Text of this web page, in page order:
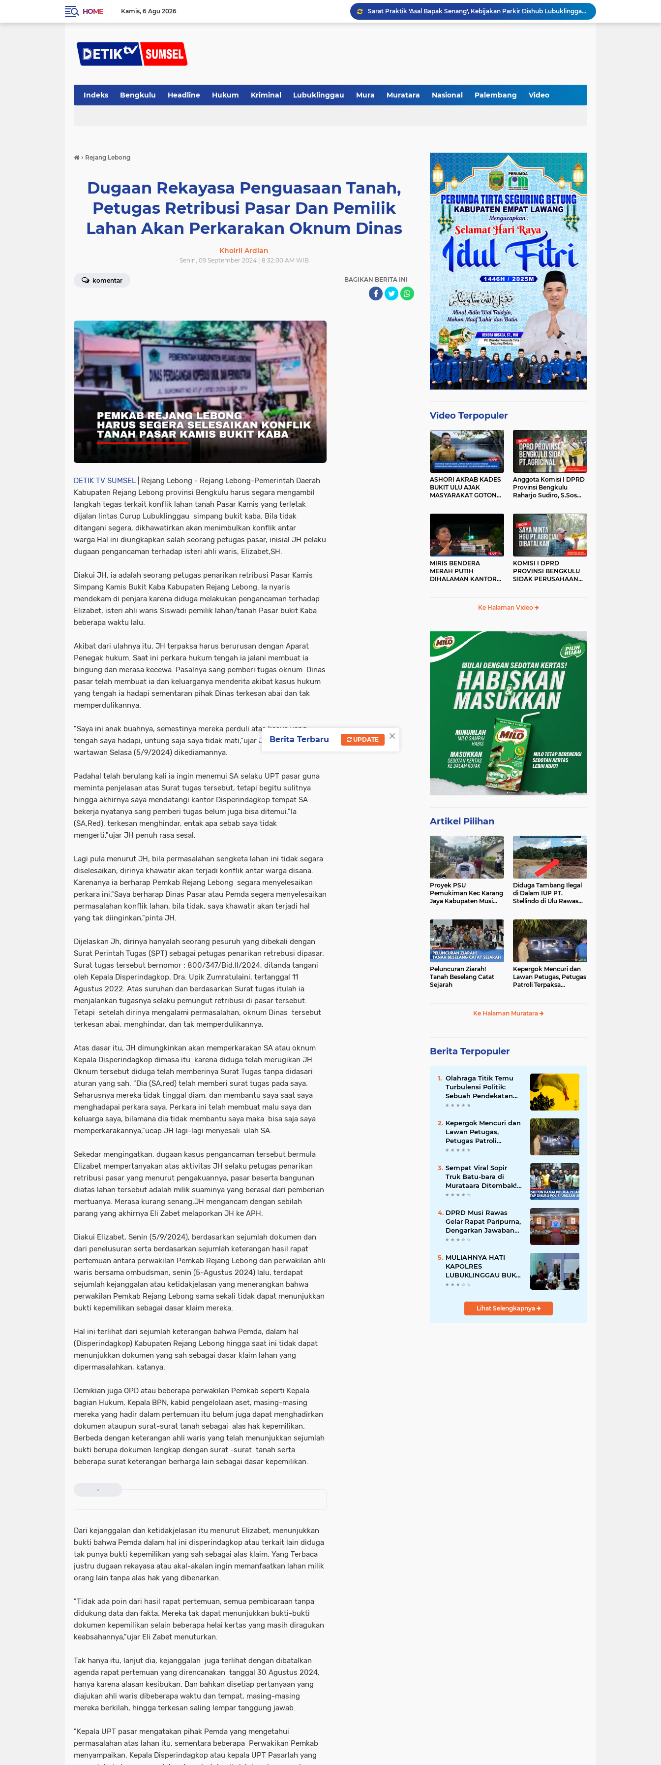
HOME Kamis 6 Agu 2026
Lantik Pejabat Baru, JM Bupati Empat Lawang: Jabatan Adalah Amanah, Segera Berinovasi Demi Empat Lawang MADANI!
KAMMI Muratara Dukung MUI dalam Upaya Penegakan Hukum terhadap Aktivitas LGBT
Tingkatkan Kualitas Insan Pers, PWI Musi Rawas Gelar Pelatihan Jurnalistik Berbasis Kompetensi dan Storytelling.
Indeks Bengkulu Headline Hukum Kriminal Lubuklinggau Mura Muratara Nasional Palembang Video
› Rejang Lebong
Dugaan Rekayasa Penguasaan Tanah,
Petugas Retribusi Pasar Dan Pemilik
Lahan Akan Perkarakan Oknum Dinas
Khoiril Ardian
Senin, 09 September 2024 | 8:32:00 AM WIB
komentar BAGIKAN BERITA INI
DETIK TV SUMSEL | Rejang Lebong - Rejang Lebong-Pemerintah Daerah
Kabupaten Rejang Lebong provinsi Bengkulu harus segara mengambil
langkah tegas terkait konflik lahan tanah Pasar Kamis yang terletak
dijalan lintas Curup Lubuklinggau simpang bukit kaba. Bila tidak
ditangani segera, dikhawatirkan akan menimbulkan konflik antar
warga.Hal ini diungkapkan salah seorang petugas pasar, inisial JH pelaku
dugaan pengancaman terhadap isteri ahli waris, Elizabet,SH.
Diakui JH, ia adalah seorang petugas penarikan retribusi Pasar Kamis
Simpang Kamis Bukit Kaba Kabupaten Rejang Lebong. Ia nyaris
mendekam di penjara karena diduga melakukan pengancaman terhadap
Elizabet, isteri ahli waris Siswadi pemilik lahan/tanah Pasar bukit Kaba
beberapa waktu lalu.
Akibat dari ulahnya itu, JH terpaksa harus berurusan dengan Aparat
Penegak hukum. Saat ini perkara hukum tengah ia jalani membuat ia
bingung dan merasa kecewa. Pasalnya sang pemberi tugas oknum Dinas
pasar telah membuat ia dan keluarganya menderita akibat kasus hukum
yang tengah ia hadapi sementaran pihak Dinas terkesan abai dan tak
memperdulikannya.
"Saya ini anak buahnya, semestinya mereka perduli atas kasus yang
tengah saya hadapi, untung saja saya tidak mati,"ujar JH Kepada
wartawan Selasa (5/9/2024) dikediamannya.
Padahal telah berulang kali ia ingin menemui SA selaku UPT pasar guna
meminta penjelasan atas Surat tugas tersebut, tetapi begitu sulitnya
hingga akhirnya saya mendatangi kantor Disperindagkop tempat SA
bekerja nyatanya sang pemberi tugas belum juga bisa ditemui."Ia
(SA,Red), terkesan menghindar, entak apa sebab saya tidak
mengerti,"ujar JH penuh rasa sesal.
Lagi pula menurut JH, bila permasalahan sengketa lahan ini tidak segara
diselesaikan, dirinya khawatir akan terjadi konflik antar warga disana.
Karenanya ia berharap Pemkab Rejang Lebong segara menyelesaikan
perkara ini."Saya berharap Dinas Pasar atau Pemda segera menyelesaikan
permasalahan konflik lahan, bila tidak, saya khawatir akan terjadi hal
yang tak diinginkan,"pinta JH.
Dijelaskan Jh, dirinya hanyalah seorang pesuruh yang dibekali dengan
Surat Perintah Tugas (SPT) sebagai petugas penarikan retrebusi dipasar.
Surat tugas tersebut bernomor : 800/347/Bid.II/2024, ditanda tangani
oleh Kepala Disperindagkop, Dra. Upik Zumratulaini, tertanggal 11
Agustus 2022. Atas suruhan dan berdasarkan Surat tugas itulah ia
menjalankan tugasnya selaku pemungut retribusi di pasar tersebut.
Tetapi setelah dirinya mengalami permasalahan, oknum Dinas tersebut
terkesan abai, menghindar, dan tak memperdulikannya.
Atas dasar itu, JH dimungkinkan akan memperkarakan SA atau oknum
Kepala Disperindagkop dimasa itu karena diduga telah merugikan JH.
Oknum tersebut diduga telah memberinya Surat Tugas tanpa didasari
aturan yang sah. "Dia (SA,red) telah memberi surat tugas pada saya.
Seharusnya mereka tidak tinggal diam, dan membantu saya saat saya
menghadapai perkara saya. Perkara ini telah membuat malu saya dan
keluarga saya, bilamana dia tidak membantu saya maka bisa saja saya
memperkarakannya,"ucap JH lagi-lagi menyesali ulah SA.
Sekedar mengingatkan, dugaan kasus pengancaman tersebut bermula
Elizabet mempertanyakan atas aktivitas JH selaku petugas penarikan
retribusi pasar yang menurut pengakuannya, pasar beserta bangunan
diatas lahan tersebut adalah milik suaminya yang berasal dari pemberian
mertuanya. Merasa kurang senang,JH mengancam dengan sebilah
parang yang akhirnya Eli Zabet melaporkan JH ke APH.
Diakui Elizabet, Senin (5/9/2024), berdasarkan sejumlah dokumen dan
dari penelusuran serta berdasarkan sejumlah keterangan hasil rapat
pertemuan antara perwakilan Pemkab Rejang Lebong dan perwakilan ahli
waris bersama ombudsman, senin (5-Agustus 2024) lalu, terdapat
sejumlah kejanggalan atau ketidakjelasan yang menerangkan bahwa
perwakilan Pemkab Rejang Lebong sama sekali tidak dapat menunjukkan
bukti kepemilikan sebagai dasar klaim mereka.
Hal ini terlihat dari sejumlah keterangan bahwa Pemda, dalam hal
(Disperindagkop) Kabupaten Rejang Lebong hingga saat ini tidak dapat
menunjukkan dokumen yang sah sebagai dasar klaim lahan yang
dipermasalahkan, katanya.
Demikian juga OPD atau beberapa perwakilan Pemkab seperti Kepala
bagian Hukum, Kepala BPN, kabid pengelolaan aset, masing-masing
mereka yang hadir dalam pertemuan itu belum juga dapat menghadirkan
dokumen ataupun surat-surat tanah sebagai alas hak kepemilikan.
Berbeda dengan keterangan ahli waris yang telah menunjukkan sejumlah
bukti berupa dokumen lengkap dengan surat -surat tanah serta
beberapa surat keterangan berharga lain sebagai dasar kepemilikan.
-
Dari kejanggalan dan ketidakjelasan itu menurut Elizabet, menunjukkan
bukti bahwa Pemda dalam hal ini disperindagkop atau terkait lain diduga
tak punya bukti kepemilikan yang sah sebagai alas klaim. Yang Terbaca
justru dugaan rekayasa atau akal-akalan ingin memanfaatkan lahan milik
orang lain tanpa alas hak yang dibenarkan.
"Tidak ada poin dari hasil rapat pertemuan, semua pembicaraan tanpa
didukung data dan fakta. Mereka tak dapat menunjukkan bukti-bukti
dokumen kepemilikan selain beberapa helai kertas yang masih diragukan
keabsahannya,"ujar Eli Zabet menuturkan.
Tak hanya itu, lanjut dia, kejanggalan juga terlihat dengan dibatalkan
agenda rapat pertemuan yang direncanakan tanggal 30 Agustus 2024,
hanya karena alasan kesibukan. Dan bahkan disetiap pertanyaan yang
diajukan ahli waris dibeberapa waktu dan tempat, masing-masing
mereka berkilah, hingga terkesan saling lempar tanggung jawab.
"Kepala UPT pasar mengatakan pihak Pemda yang mengetahui
permasalahan atas lahan itu, sementara beberapa Perwakikan Pemkab
menyampaikan, Kepala Disperindagkop atau kepala UPT Pasarlah yang
Video Terpopuler
ASHORI AKRAB KADES
BUKIT ULU AJAK
MASYARAKAT GOTONG
Anggota Komisi I DPRD
Provinsi Bengkulu
Raharjo Sudiro, S.Sos
MIRIS BENDERA
MERAH PUTIH
DIHALAMAN KANTOR
KOMISI I DPRD
PROVINSI BENGKULU
SIDAK PERUSAHAAN
Ke Halaman Video
Artikel Pilihan
Proyek PSU
Pemukiman Kec Karang
Jaya Kabupaten Musi
Diduga Tambang Ilegal
di Dalam IUP PT.
Stellindo di Ulu Rawas
Peluncuran Ziarah!
Tanah Beselang Catat
Sejarah
Kepergok Mencuri dan
Lawan Petugas, Petugas
Patroli Terpaksa
Ke Halaman Muratara
Berita Terpopuler
Olahraga Titik Temu
Turbulensi Politik:
Sebuah Pendekatan
Batalnya Tuan Rumah
Kepergok Mencuri dan
Lawan Petugas,
Petugas Patroli
Terpaksa Lumpuhkan
Sempat Viral Sopir
Truk Batu-bara di
Murataara Ditembak!
Namun Dikabarkan
DPRD Musi Rawas
Gelar Rapat Paripurna,
Dengarkan Jawaban
Eksekutif Atas 4
MULIAHNYA HATI
KAPOLRES
LUBUKLINGGAU BUKA
BIMBEL UNTUK ANAK
MAMPU
Lihat Selengkapnya
×
Berita Terbaru UPDATE